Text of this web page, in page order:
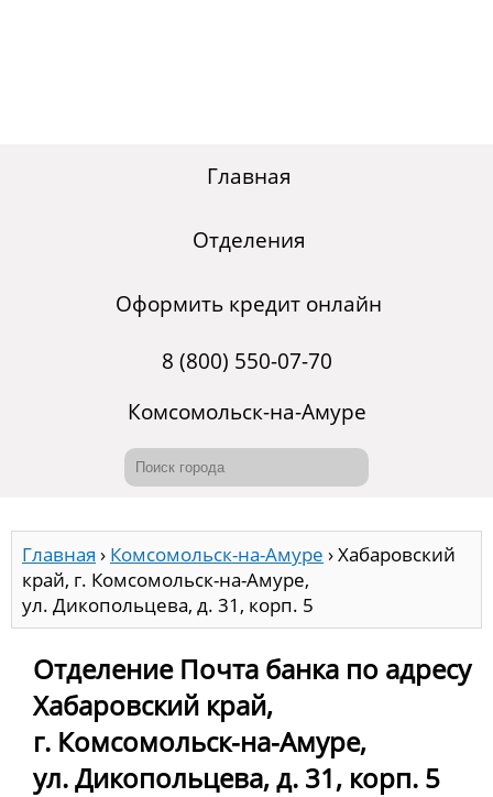
Главная
Отделения
Оформить кредит онлайн
8 (800) 550-07-70
Комсомольск-на-Амуре
Главная › Комсомольск-на-Амуре ›Хабаровский
край, г. Комсомольск-на-Амуре,
ул. Дикопольцева, д. 31, корп. 5
Отделение Почта банка по адресу
Хабаровский край,
г. Комсомольск-на-Амуре,
ул. Дикопольцева, д. 31, корп. 5